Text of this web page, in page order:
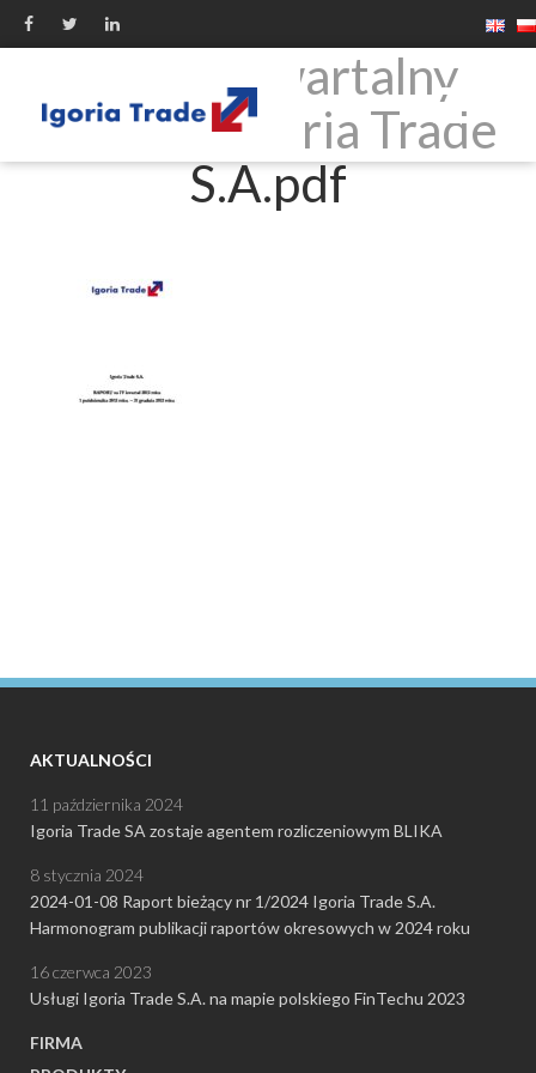
Raport kwartalny
4Q2012 Igoria Trade
S.A.pdf
AKTUALNOŚCI
Igoria Trade SA zostaje agentem rozliczeniowym BLIKA
11 października 2024
2024-01-08 Raport bieżący nr 1/2024 Igoria Trade S.A.
Harmonogram publikacji raportów okresowych w 2024 roku
8 stycznia 2024
Usługi Igoria Trade S.A. na mapie polskiego FinTechu 2023
16 czerwca 2023
FIRMA